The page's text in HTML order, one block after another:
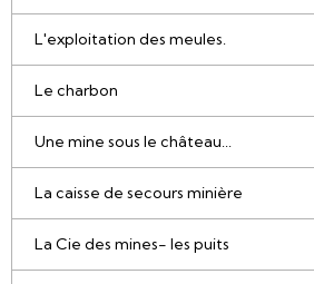
L'exploitation des meules.
Le charbon
Une mine sous le château...
La caisse de secours minière
La Cie des mines- les puits